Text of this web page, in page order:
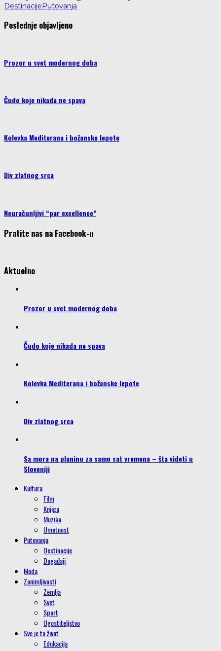
Destinacije Putovanja
Poslednje objavljeno
Prozor u svet modernog doba
Čudo koje nikada ne spava
Kolevka Mediterana i božanske lepote
Div zlatnog srca
Neuračunljivi “par excellence”
Pratite nas na Facebook-u
Aktuelno
Prozor u svet modernog doba
Čudo koje nikada ne spava
Kolevka Mediterana i božanske lepote
Div zlatnog srca
Sa mora na planinu za samo sat vremena – šta videti u
Sloveniji
Kultura
Film
Knjiga
Muzika
Umetnost
Putovanja
Destinacije
Događaji
Moda
Zanimljivosti
Zemlja
Svet
Sport
Ugostiteljstvo
Sve je to život
Edukacija